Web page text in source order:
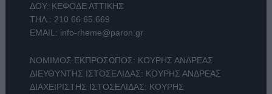
ΔΟΥ: ΚΕΦΟΔΕ ΑΤΤΙΚΗΣ
ΤΗΛ.: 210 66.65.669
EMAIL: info-rheme@paron.gr
ΝΟΜΙΜΟΣ ΕΚΠΡΟΣΩΠΟΣ: ΚΟΥΡΗΣ ΑΝΔΡΕΑΣ
ΔΙΕΥΘΥΝΤΗΣ ΙΣΤΟΣΕΛΙΔΑΣ: ΚΟΥΡΗΣ ΑΝΔΡΕΑΣ
ΔΙΑΧΕΙΡΙΣΤΗΣ ΙΣΤΟΣΕΛΙΔΑΣ: ΚΟΥΡΗΣ